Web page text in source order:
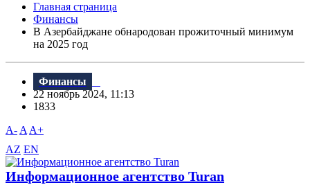
Главная страница
Финансы
В Азербайджане обнародован прожиточный минимум
на 2025 год
Финансы
22 ноябрь 2024, 11:13
1833
A- A A+
AZ EN
Информационное агентство Turan